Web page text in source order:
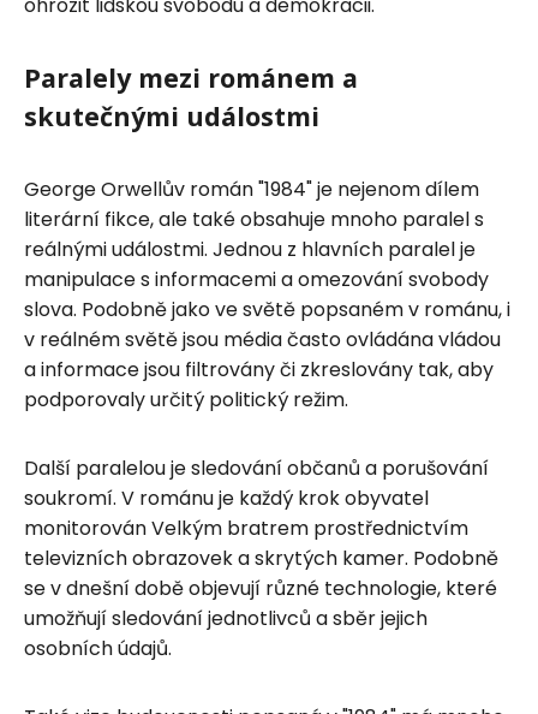
ohrozit lidskou svobodu a demokracii.
Paralely mezi románem a
skutečnými událostmi
George Orwellův román "1984" je nejenom dílem
literární fikce, ale také obsahuje mnoho paralel s
reálnými událostmi. Jednou z hlavních paralel je
manipulace s informacemi a omezování svobody
slova. Podobně jako ve světě popsaném v románu, i
v reálném světě jsou média často ovládána vládou
a informace jsou filtrovány či zkreslovány tak, aby
podporovaly určitý politický režim.
Další paralelou je sledování občanů a porušování
soukromí. V románu je každý krok obyvatel
monitorován Velkým bratrem prostřednictvím
televizních obrazovek a skrytých kamer. Podobně
se v dnešní době objevují různé technologie, které
umožňují sledování jednotlivců a sběr jejich
osobních údajů.